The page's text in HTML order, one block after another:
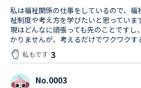
私は福祉関係の仕事をしているので、福
祉制度や考え方を学びたいと思っていま
現はどんなに頑張っても先のことですし
かりませんが、考えるだけでワクワクす
私もです 3
No.0003